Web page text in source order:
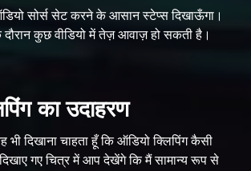
सोर्स सेट करने के आसान स्टेप्स दिखाऊँगा।
कुछ वीडियो में तेज़ आवाज़ हो सकती है।
का उदाहरण
दिखाना चाहता हूँ कि ऑडियो क्लिपिंग कैसी
गए चित्र में आप देखेंगे कि मैं सामान्य रूप से